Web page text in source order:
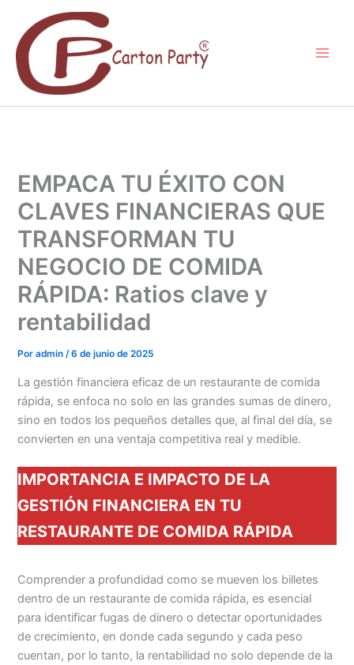
contenido
EMPACA TU ÉXITO CON
CLAVES FINANCIERAS QUE
TRANSFORMAN TU
NEGOCIO DE COMIDA
RÁPIDA: Ratios clave y
rentabilidad
Poradmin/6 de junio de 2025
La gestión financiera eficaz de un restaurante de comida
rápida, se enfoca no solo en las grandes sumas de dinero,
sino en todos los pequeños detalles que, al final del día, se
convierten en una ventaja competitiva real y medible.
IMPORTANCIA E IMPACTO DE LA
GESTIÓN FINANCIERA EN TU
RESTAURANTE DE COMIDA RÁPIDA
Comprender a profundidad como se mueven los billetes
dentro de un restaurante de comida rápida, es esencial
para identificar fugas de dinero o detectar oportunidades
de crecimiento, en donde cada segundo y cada peso
cuentan, por lo tanto, la rentabilidad no solo depende de la